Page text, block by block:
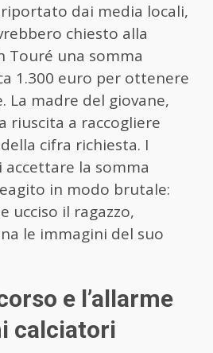
dai media locali,
chiesto alla
Touré una somma
1.300 euro per ottenere
La madre del giovane,
riuscita a raccogliere
cifra richiesta. I
la somma
in modo brutale:
ucciso il ragazzo,
le immagini del suo
e l’allarme
calciatori